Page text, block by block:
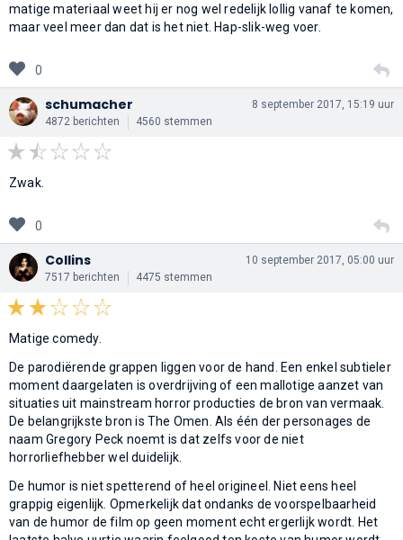
matige materiaal weet hij er nog wel redelijk lollig vanaf te komen,
maar veel meer dan dat is het niet. Hap-slik-weg voer.
0
schumacher
4872 berichten 4560 stemmen
8 september 2017, 15:19 uur
Zwak.
0
Collins
7517 berichten 4475 stemmen
10 september 2017, 05:00 uur
Matige comedy.
De parodiërende grappen liggen voor de hand. Een enkel subtieler
moment daargelaten is overdrijving of een mallotige aanzet van
situaties uit mainstream horror producties de bron van vermaak.
De belangrijkste bron is The Omen. Als één der personages de
naam Gregory Peck noemt is dat zelfs voor de niet
horrorliefhebber wel duidelijk.
De humor is niet spetterend of heel origineel. Niet eens heel
grappig eigenlijk. Opmerkelijk dat ondanks de voorspelbaarheid
van de humor de film op geen moment echt ergerlijk wordt. Het